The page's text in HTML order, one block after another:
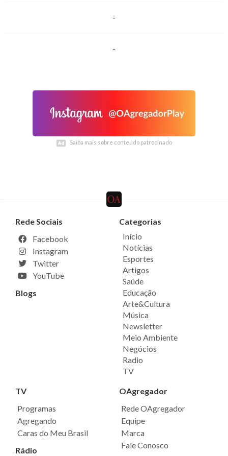
-
-
Saiba mais sobre conteúdo patrocinado
Saiba mais sobre conteúdo patrocinado
Rede Sociais
Facebook
Instagram
Twitter
YouTube
Blogs
Categorias
Início
Notícias
Esportes
Artigos
Saúde
Educação
Arte&Cultura
Música
Newsletter
Meio Ambiente
Negócios
Radio
TV
TV
Programas
Agregando
Caras do Meu Brasil
Rádio
OAgregador
Rede OAgregador
Equipe
Marca
Fale Conosco